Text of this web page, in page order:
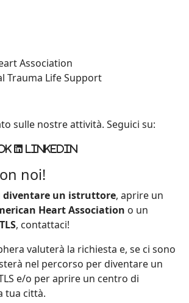
Association
Trauma Life Support
sulle nostre attività. Seguici su:
Linkedin
noi!
diventare un istruttore, aprire un
Heart Association o un
, contattaci!
valuterà la richiesta e, se ci sono
nel percorso per diventare un
e/o per aprire un centro di
tua città.